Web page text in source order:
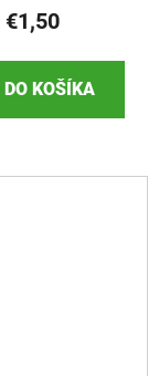
€1,50
DO KOŠÍKA